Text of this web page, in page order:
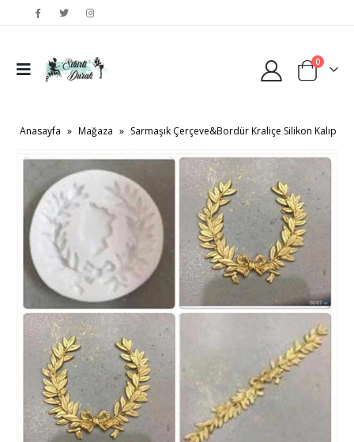
0
Anasayfa » Mağaza » Sarmaşık Çerçeve&Bordür Kraliçe Silikon Kalıp